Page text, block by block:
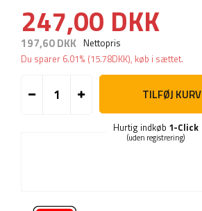
247,00 DKK
197,60 DKK Nettopris
Du sparer 6.01% (15.78DKK), køb i sættet.
TILFØJ KURV
Hurtig indkøb 1-Click
(uden registrering)